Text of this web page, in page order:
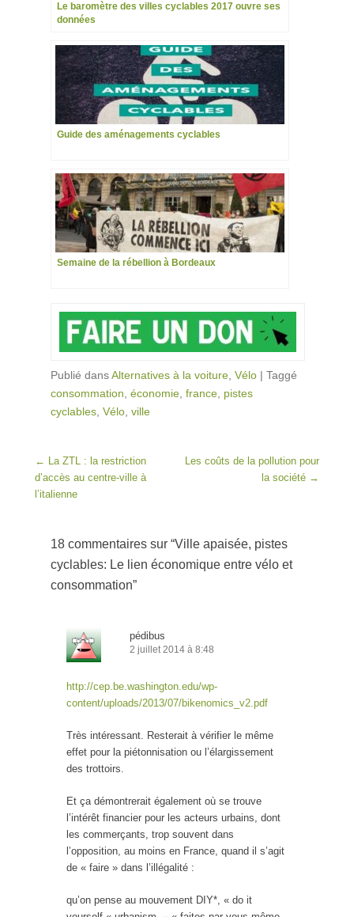
Le baromètre des villes cyclables 2017 ouvre ses
données
Guide des aménagements cyclables
Semaine de la rébellion à Bordeaux
Publié dansAlternatives à la voiture, Vélo | Taggé
consommation, économie, france, pistes
cyclables, Vélo, ville
Post navigation
← La ZTL : la restriction
d’accès au centre-ville à
l’italienne
Les coûts de la pollution pour
la société →
18 commentaires sur “Ville apaisée, pistes
cyclables: Le lien économique entre vélo et
consommation”
pédibus
2 juillet 2014 à 8:48
http://cep.be.washington.edu/wp-
content/uploads/2013/07/bikenomics_v2.pdf
Très intéressant. Resterait à vérifier le même
effet pour la piétonnisation ou l’élargissement
des trottoirs.
Et ça démontrerait également où se trouve
l’intérêt financier pour les acteurs urbains, dont
les commerçants, trop souvent dans
l’opposition, au moins en France, quand il s’agit
de « faire » dans l’illégalité :
qu’on pense au mouvement DIY*, « do it